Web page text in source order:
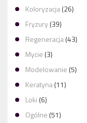
Koloryzacja(26)
Fryzury(39)
Regeneracja(43)
Mycie (3)
Modelowanie (5)
Keratyna(11)
Loki (6)
Ogólne (51)